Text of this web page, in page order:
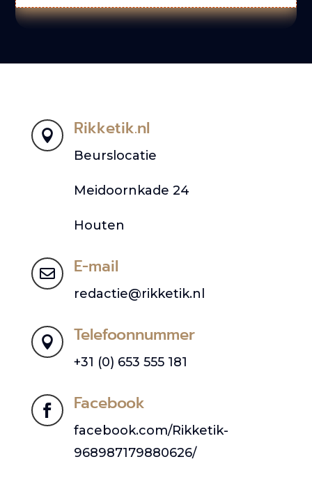
 Rikketik.nl
Beurslocatie
Meidoornkade 24
Houten
 E-mail
redactie@rikketik.nl
 Telefoonnummer
+31 (0) 653 555 181
 Facebook
facebook.com/Rikketik-
968987179880626/